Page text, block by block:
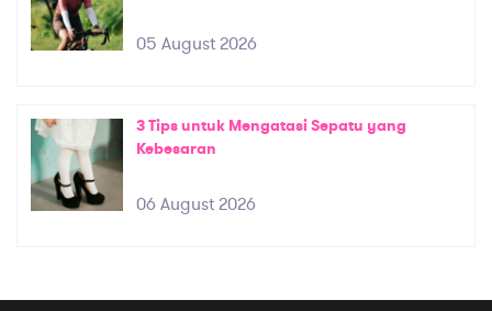
05 August 2026
3 Tips untuk Mengatasi Sepatu yang
Kebesaran
06 August 2026